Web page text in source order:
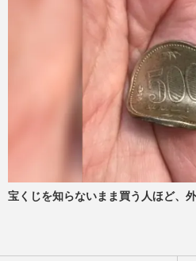
宝くじを知らないまま買う人ほど、